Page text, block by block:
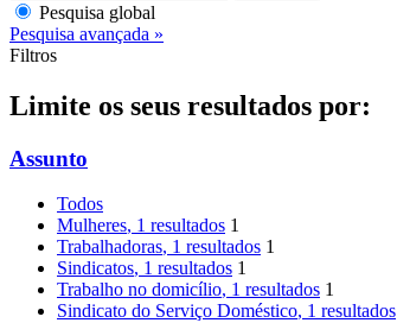
Pesquisa global
Pesquisa avançada »
Filtros
Limite os seus resultados por:
Assunto
Todos
Mulheres, 1 resultados 1
Trabalhadoras, 1 resultados 1
Sindicatos, 1 resultados 1
Trabalho no domicílio, 1 resultados 1
Sindicato do Serviço Doméstico, 1 resultados